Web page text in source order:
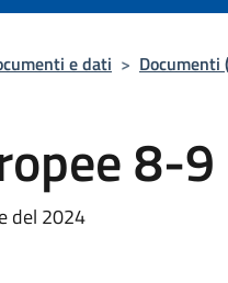
e dati >
8-
del 2024